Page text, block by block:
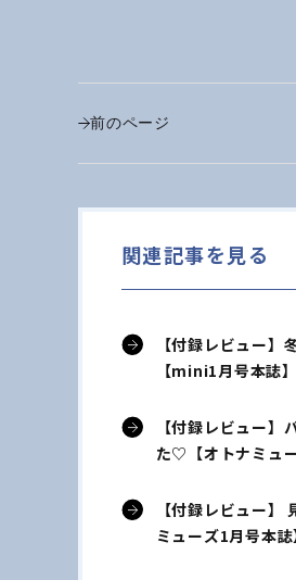
前のページ
関連記事を見る
【付録レビュー
【mini1月号本誌】
【付録レビュー
た♡【オトナミュ
【付録レビュー
ミューズ1月号本誌